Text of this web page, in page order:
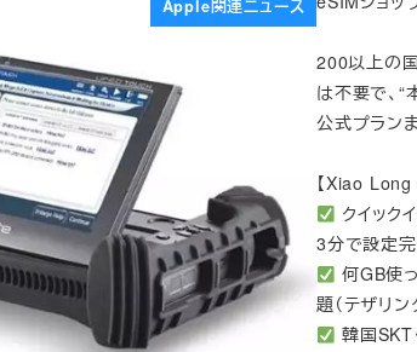
Apple関連ニュース
200以上の
は不要で、“
公式プラン
【Xiao Long
クイック
3分で設定
何GB使
題（テザリン
韓国SKT